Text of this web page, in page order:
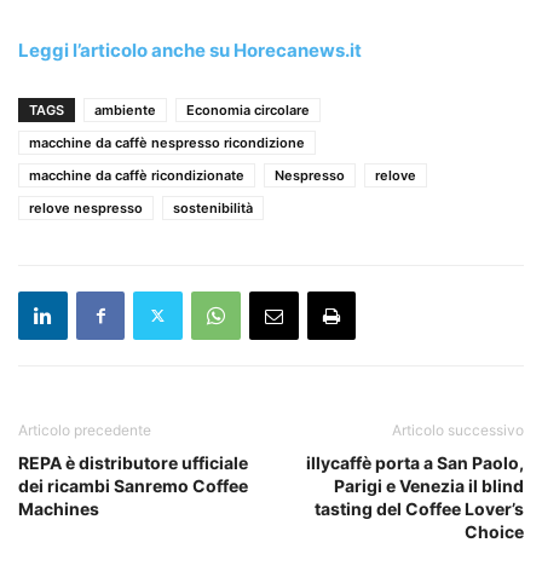
Leggi l’articolo anche su Horecanews.it
TAGS ambiente
Economia circolare
macchine da caffè nespresso ricondizione
macchine da caffè ricondizionate
Nespresso
relove
relove nespresso
sostenibilità
Articolo precedente
REPA è distributore ufficiale
dei ricambi Sanremo Coffee
Machines
Articolo successivo
illycaffè porta a San Paolo,
Parigi e Venezia il blind
tasting del Coffee Lover’s
Choice